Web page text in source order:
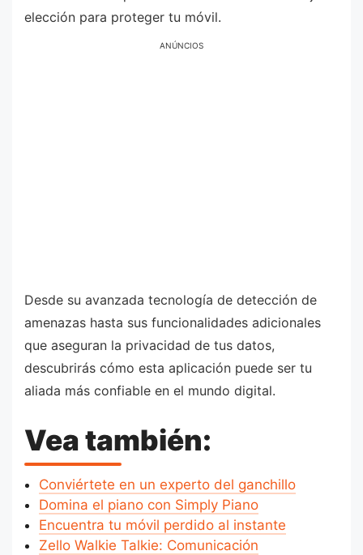
elección para proteger tu móvil.
ANÚNCIOS
Desde su avanzada tecnología de detección de
amenazas hasta sus funcionalidades adicionales
que aseguran la privacidad de tus datos,
descubrirás cómo esta aplicación puede ser tu
aliada más confiable en el mundo digital.
Vea también:
Conviértete en un experto del ganchillo
Domina el piano con Simply Piano
Encuentra tu móvil perdido al instante
Zello Walkie Talkie: Comunicación